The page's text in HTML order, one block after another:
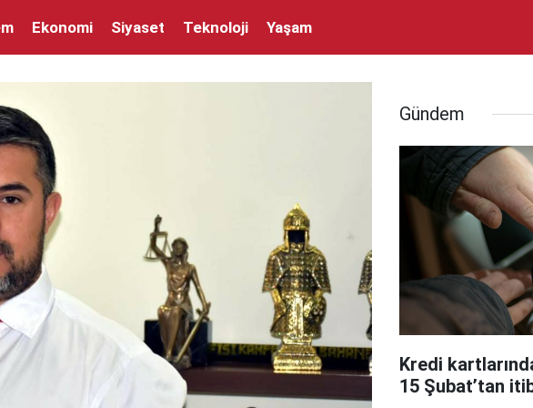
Ekonomi Siyaset Teknoloji Yaşam
Gündem
Kredi
15 Şubat’tan